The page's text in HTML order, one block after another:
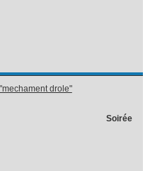
drole"
Soirée